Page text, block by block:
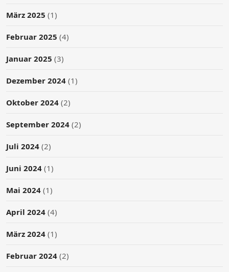
März 2025 (1)
Februar 2025 (4)
Januar 2025 (3)
Dezember 2024 (1)
Oktober 2024 (2)
September 2024 (2)
Juli 2024 (2)
Juni 2024 (1)
Mai 2024 (1)
April 2024 (4)
März 2024 (1)
Februar 2024 (2)